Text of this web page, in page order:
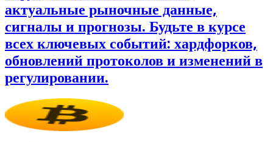
актуальные рыночные данные,
сигналы и прогнозы. Будьте в курсе
всех ключевых событий: хардфорков,
обновлений протоколов и изменений в
регулировании.